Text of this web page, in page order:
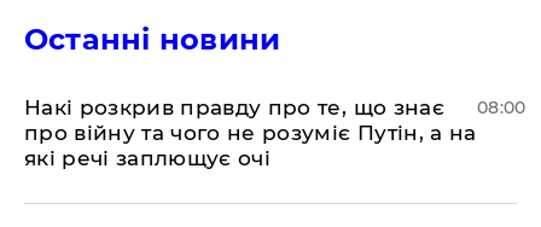
Останні новини
Накі розкрив правду про те, що знає
про війну та чого не розуміє Путін, а на
які речі заплющує очі
08:00